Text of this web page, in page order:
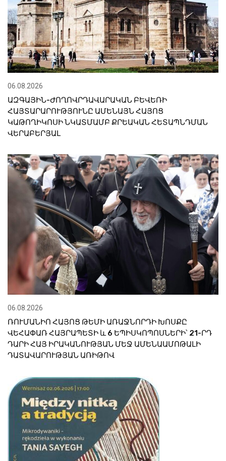
06.08.2026
ԱԶԳԱՅԻՆ-ԺՈՂՈՎՐԴԱՎԱՐԱԿԱՆ ԲԵՎԵՌԻ
ՀԱՅՏԱՐԱՐՈՒԹՅՈՒՆԸ ԱՄԵՆԱՅՆ ՀԱՅՈՑ
ԿԱԹՈՂԻԿՈՍԻ ՆԿԱՏՄԱՄԲ ՔՐԵԱԿԱՆ ՀԵՏԱՊՆԴՄԱՆ
ՎԵՐԱԲԵՐՅԱԼ
06.08.2026
ՌՈՒՄԱՆԻՈ ՀԱՅՈՑ ԹԵՄԻ ԱՌԱՋՆՈՐԴԻ ԽՈՍՔԸ
ՎԵՀԱՓԱՌ ՀԱՅՐԱՊԵՏԻ և 6 ԵՊԻՍԿՈՊՈՍՆԵՐԻ՝ 21-ՐԴ
ԴԱՐԻ ՀԱՅ ԻՐԱԿԱՆՈՒԹՅԱՆ ՄԵՋ ԱՄԵՆԱԱՄՈԹԱԼԻ
ԴԱՏԱՎԱՐՈՒԹՅԱՆ ԱՌԻԹՈՎ